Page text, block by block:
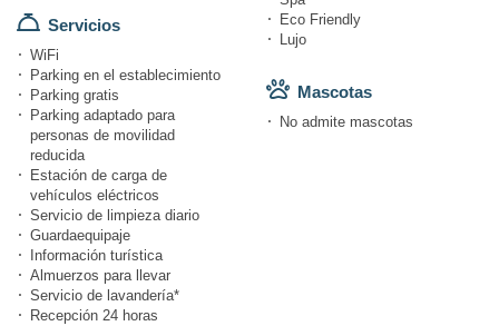
Servicios
WiFi
Parking en el establecimiento
Parking gratis
Parking adaptado para
personas de movilidad
reducida
Estación de carga de
vehículos eléctricos
Servicio de limpieza diario
Guardaequipaje
Información turística
Almuerzos para llevar
Servicio de lavandería*
Recepción 24 horas
Eco Friendly
Lujo
Mascotas
No admite mascotas